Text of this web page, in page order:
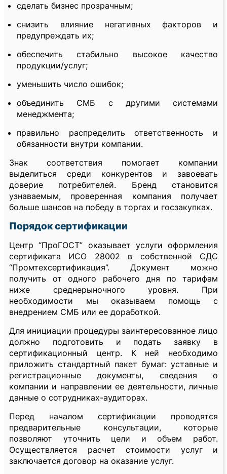
сделать бизнес прозрачным;
снизить влияние негативных факторов и
предупреждать их;
обеспечить стабильно высокое качество
продукции/услуг;
уменьшить число ошибок;
объединить СМБ с другими системами
менеджмента;
правильно распределить ответственность и
обязанности внутри компании.
Знак соответствия помогает компании
выделиться среди конкурентов и завоевать
доверие потребителей. Бренд становится
узнаваемым, проверенная компания получает
больше шансов на победу в торгах и госзакупках.
Порядок сертификации
Центр “ПроГОСТ” оказывает услуги оформления
сертификата ИСО 28002 в собственной СДС
“Промтехсертификация”. Документ можно
получить от одного рабочего дня по тарифам
ниже среднерыночного уровня. При
необходимости мы оказываем помощь с
внедрением СМБ или ее доработкой.
Для инициации процедуры заинтересованное лицо
должно подготовить и подать заявку в
сертификационный центр. К ней необходимо
приложить стандартный пакет бумаг: уставные и
регистрационные документы, сведения о
компании и направлении ее деятельности, личные
данные о сотрудниках-аудиторах.
Перед началом сертификации проводятся
предварительные консультации, которые
позволяют уточнить цели и объем работ.
Осуществляется расчет стоимости услуг и
заключается договор на оказание услуг.